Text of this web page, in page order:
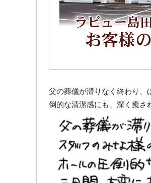
父の葬儀が滞りなく終わり、
倒的な清潔感にも、深く癒さ